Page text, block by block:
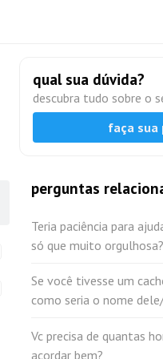
qual sua dúvida?
descubra tudo sobre o
faça sua
perguntas
Teria paciência para
só que muito orgulhosa?
Se você tivesse um
como seria o nome
Vc precisa de quantas
acordar bem?